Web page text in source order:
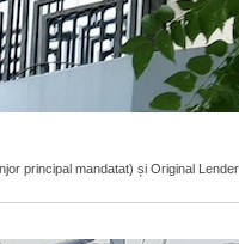
principal mandatat) și Original